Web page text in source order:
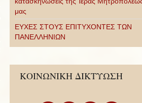
μας
ΕΥΧΕΣ ΣΤΟΥΣ ΕΠΙΤΥΧΟΝΤΕΣ ΤΩΝ
ΠΑΝΕΛΛΗΝΙΩΝ
ΚΟΙΝΩΝΙΚΗ ΔΙΚΤΥΩΣΗ